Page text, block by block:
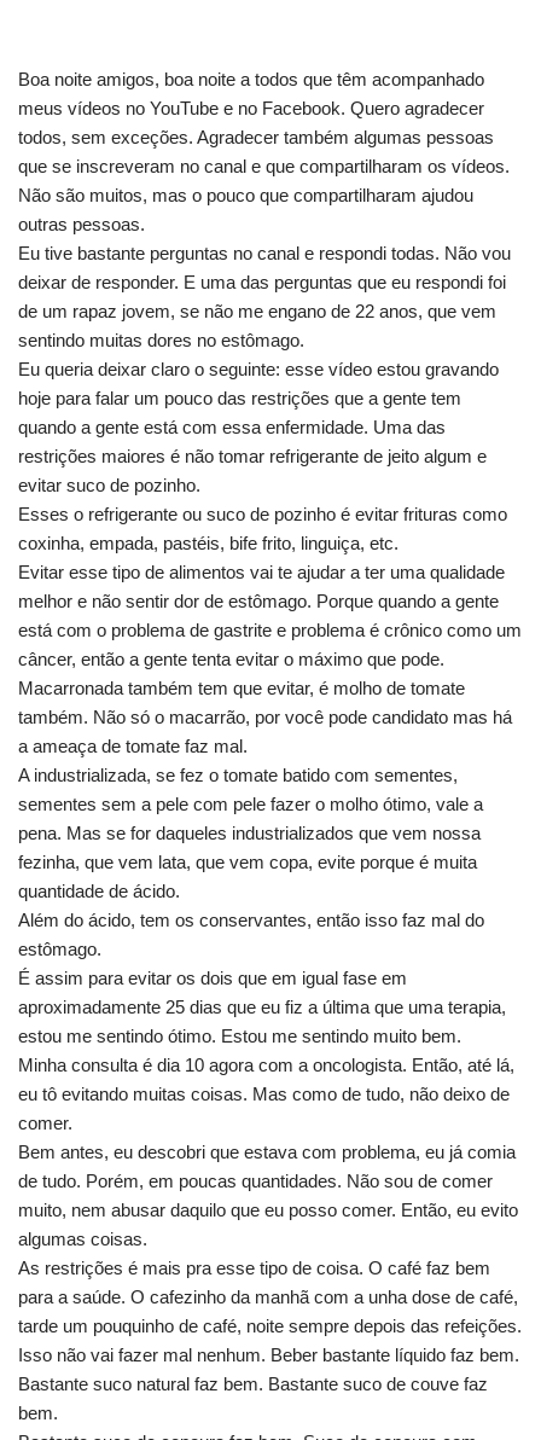
Boa noite amigos, boa noite a todos que têm acompanhado
meus vídeos no YouTube e no Facebook. Quero agradecer
todos, sem exceções. Agradecer também algumas pessoas
que se inscreveram no canal e que compartilharam os vídeos.
Não são muitos, mas o pouco que compartilharam ajudou
outras pessoas.
Eu tive bastante perguntas no canal e respondi todas. Não vou
deixar de responder. E uma das perguntas que eu respondi foi
de um rapaz jovem, se não me engano de 22 anos, que vem
sentindo muitas dores no estômago.
Eu queria deixar claro o seguinte: esse vídeo estou gravando
hoje para falar um pouco das restrições que a gente tem
quando a gente está com essa enfermidade. Uma das
restrições maiores é não tomar refrigerante de jeito algum e
evitar suco de pozinho.
Esses o refrigerante ou suco de pozinho é evitar frituras como
coxinha, empada, pastéis, bife frito, linguiça, etc.
Evitar esse tipo de alimentos vai te ajudar a ter uma qualidade
melhor e não sentir dor de estômago. Porque quando a gente
está com o problema de gastrite e problema é crônico como um
câncer, então a gente tenta evitar o máximo que pode.
Macarronada também tem que evitar, é molho de tomate
também. Não só o macarrão, por você pode candidato mas há
a ameaça de tomate faz mal.
A industrializada, se fez o tomate batido com sementes,
sementes sem a pele com pele fazer o molho ótimo, vale a
pena. Mas se for daqueles industrializados que vem nossa
fezinha, que vem lata, que vem copa, evite porque é muita
quantidade de ácido.
Além do ácido, tem os conservantes, então isso faz mal do
estômago.
É assim para evitar os dois que em igual fase em
aproximadamente 25 dias que eu fiz a última que uma terapia,
estou me sentindo ótimo. Estou me sentindo muito bem.
Minha consulta é dia 10 agora com a oncologista. Então, até lá,
eu tô evitando muitas coisas. Mas como de tudo, não deixo de
comer.
Bem antes, eu descobri que estava com problema, eu já comia
de tudo. Porém, em poucas quantidades. Não sou de comer
muito, nem abusar daquilo que eu posso comer. Então, eu evito
algumas coisas.
As restrições é mais pra esse tipo de coisa. O café faz bem
para a saúde. O cafezinho da manhã com a unha dose de café,
tarde um pouquinho de café, noite sempre depois das refeições.
Isso não vai fazer mal nenhum. Beber bastante líquido faz bem.
Bastante suco natural faz bem. Bastante suco de couve faz
bem.